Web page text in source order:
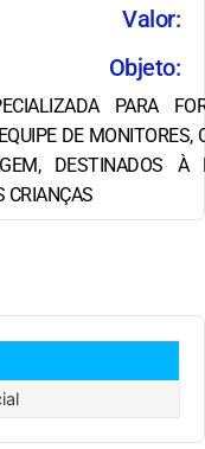
Valor:
Objeto:
PARA
DE MONITORES,
DESTINADOS À
CRIANÇAS